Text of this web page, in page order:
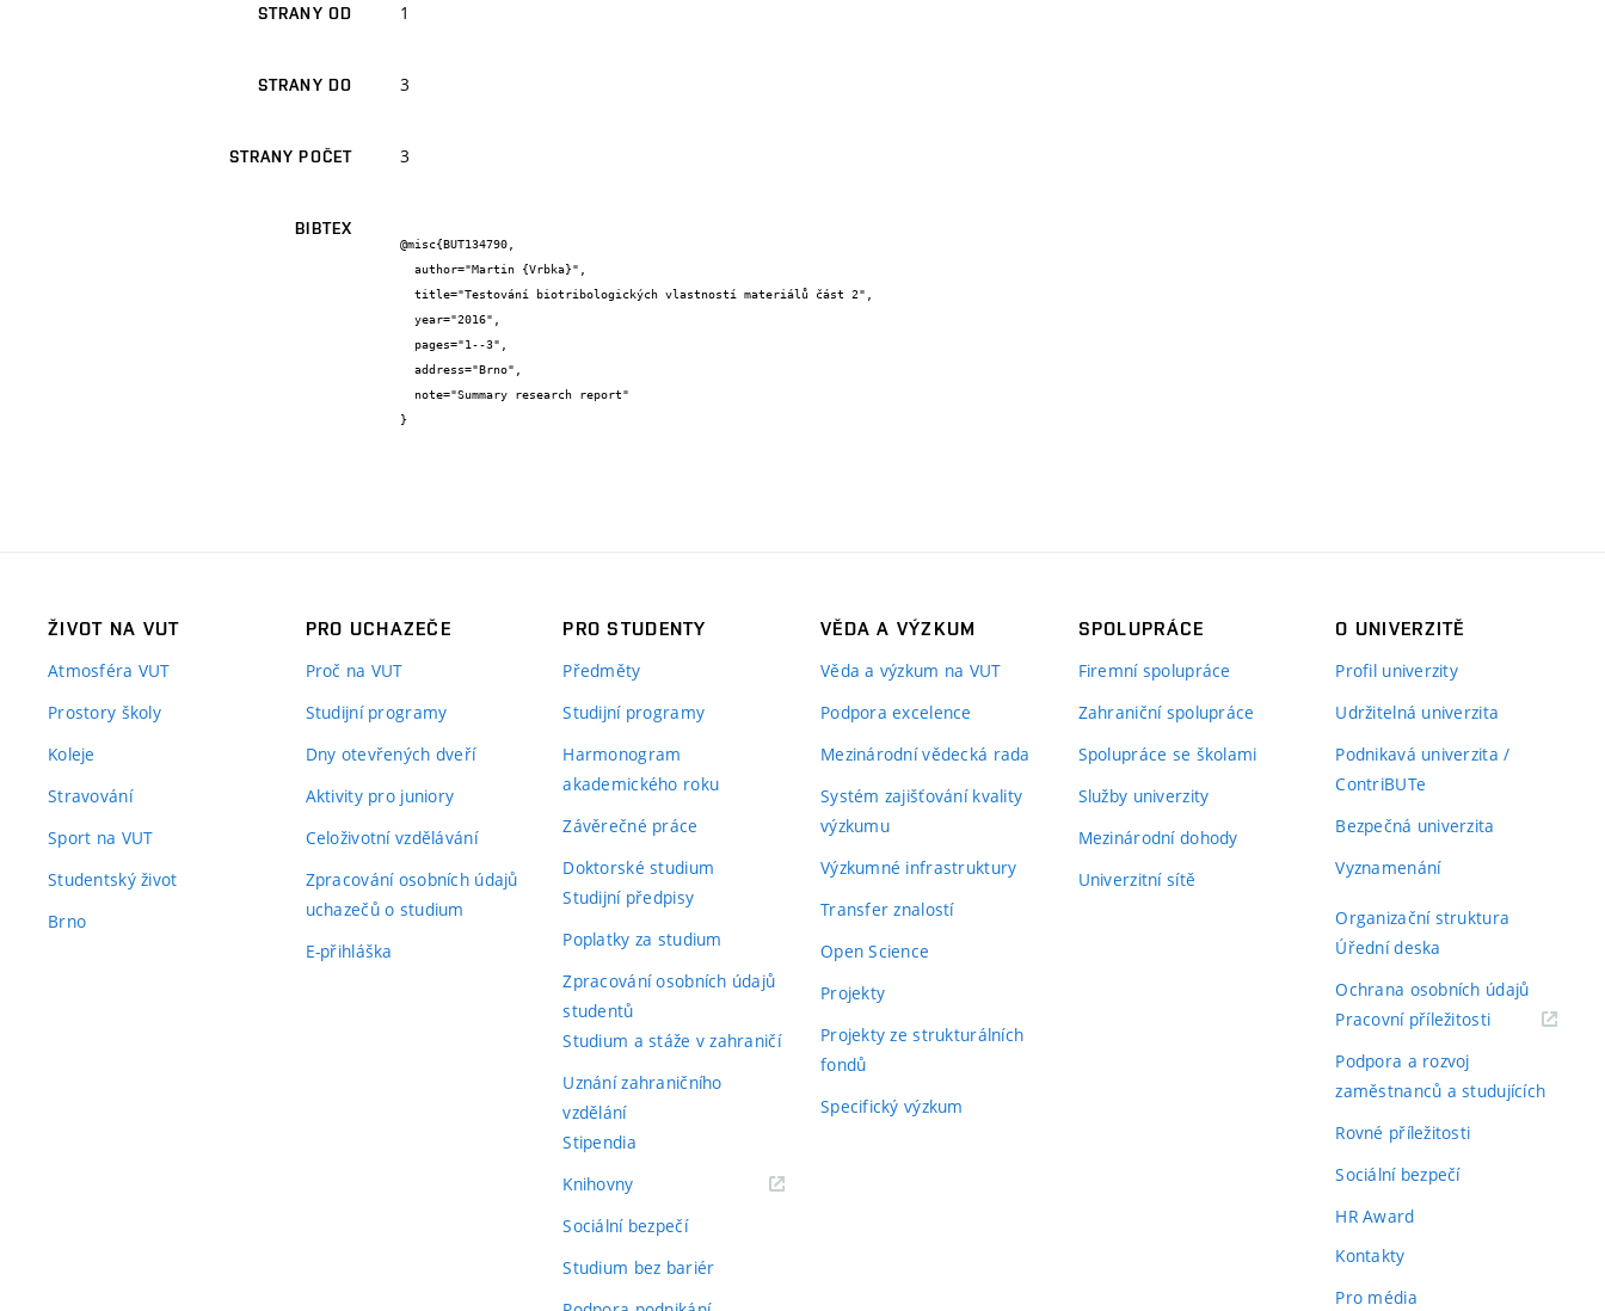
STRANY OD 1
STRANY DO 3
STRANY POČET 3
BIBTEX
@misc{BUT134790,
}
ŽIVOT NA VUT
Atmosféra VUT
Prostory školy
Koleje
Stravování
Sport na VUT
Studentský život
Brno
PRO UCHAZEČE
Proč na VUT
Studijní programy
Dny otevřených dveří
Aktivity pro juniory
Celoživotní vzdělávání
Zpracování osobních údajů
uchazečů o studium
E-přihláška
PRO STUDENTY
Předměty
Studijní programy
Harmonogram
akademického roku
Závěrečné práce
Doktorské studium
Studijní předpisy
Poplatky za studium
Zpracování osobních údajů
studentů
Studium a stáže v zahraničí
Uznání zahraničního
vzdělání
Stipendia
Knihovny(externí
Sociální bezpečí
Studium bez bariér
VĚDA A VÝZKUM
Věda a výzkum na VUT
Podpora excelence
Mezinárodní vědecká rada
Systém zajišťování kvality
výzkumu
Výzkumné infrastruktury
Transfer znalostí
Open Science
Projekty
Projekty ze strukturálních
fondů
Specifický výzkum
SPOLUPRÁCE
Firemní spolupráce
Zahraniční spolupráce
Spolupráce se školami
Služby univerzity
Mezinárodní dohody
Univerzitní sítě
O UNIVERZITĚ
Profil univerzity
Udržitelná univerzita
Podnikavá univerzita /
ContriBUTe
Bezpečná univerzita
Vyznamenání
Organizační struktura
Úřední deska
Ochrana osobních údajů
Pracovní příležitosti(externí
Podpora a rozvoj
zaměstnanců a studujících
Rovné příležitosti
Sociální bezpečí
HR Award
Kontakty
Pro média